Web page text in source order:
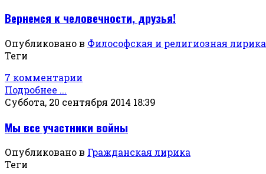
Вернемся к человечности, друзья!
Опубликовано в Философская и религиозная лирика
Теги
7 комментарии
Подробнее ...
Суббота, 20 сентября 2014 18:39
Мы все участники войны
Опубликовано в Гражданская лирика
Теги